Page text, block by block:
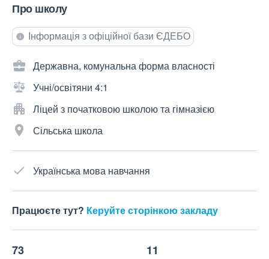
Про школу
Інформація з офіційної бази ЄДЕБО
Державна, комунальна форма власності
Учні/освітяни 4:1
Ліцей з початковою школою та гімназією
Сільська школа
Українська мова навчання
Працюєте тут? Керуйте сторінкою закладу
73 11